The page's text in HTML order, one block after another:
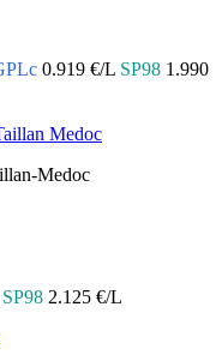
0.919 €/L SP98 1.990
Medoc
Medoc
SP98 2.125 €/L